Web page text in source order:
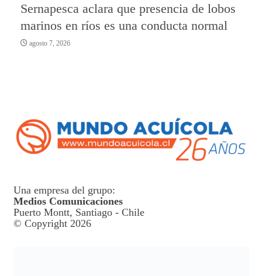
Sernapesca aclara que presencia de lobos
marinos en ríos es una conducta normal
agosto 7, 2026
Una empresa del grupo:
Medios Comunicaciones
Puerto Montt, Santiago - Chile
© Copyright 2026